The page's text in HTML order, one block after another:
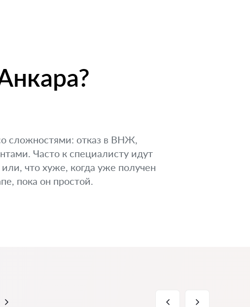
сложностями: отказ в ВНЖ,
Часто к специалисту идут
что хуже, когда уже получен
пока он простой.